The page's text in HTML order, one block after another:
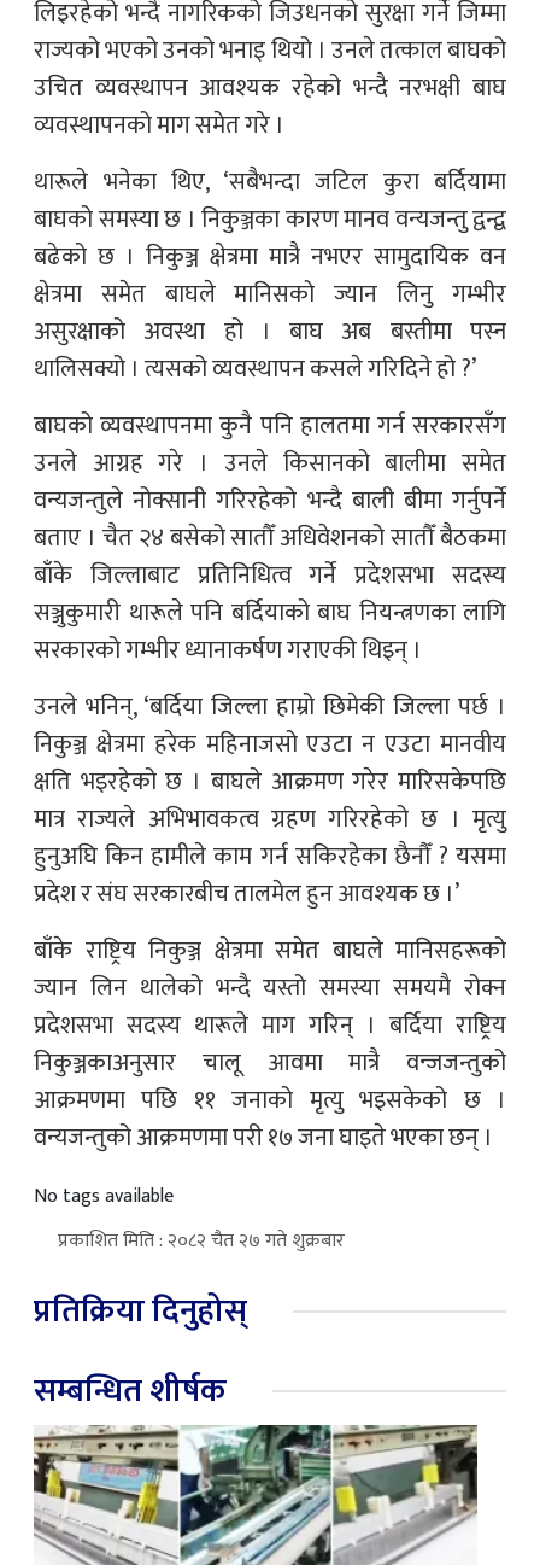
लिइरहेको भन्दै नागरिकको जिउधनको सुरक्षा गर्ने जिम्मा
राज्यको भएको उनको भनाइ थियो । उनले तत्काल बाघको
उचित व्यवस्थापन आवश्यक रहेको भन्दै नरभक्षी बाघ
व्यवस्थापनको माग समेत गरे ।
थारूले भनेका थिए, ‘सबैभन्दा जटिल कुरा बर्दियामा
बाघको समस्या छ । निकुञ्जका कारण मानव वन्यजन्तु द्वन्द्व
बढेको छ । निकुञ्ज क्षेत्रमा मात्रै नभएर सामुदायिक वन
क्षेत्रमा समेत बाघले मानिसको ज्यान लिनु गम्भीर
असुरक्षाको अवस्था हो । बाघ अब बस्तीमा पस्न
थालिसक्यो । त्यसको व्यवस्थापन कसले गरिदिने हो ?’
बाघको व्यवस्थापनमा कुनै पनि हालतमा गर्न सरकारसँग
उनले आग्रह गरे । उनले किसानको बालीमा समेत
वन्यजन्तुले नोक्सानी गरिरहेको भन्दै बाली बीमा गर्नुपर्ने
बताए । चैत २४ बसेको सातौँ अधिवेशनको सातौँ बैठकमा
बाँके जिल्लाबाट प्रतिनिधित्व गर्ने प्रदेशसभा सदस्य
सञ्जुकुमारी थारूले पनि बर्दियाको बाघ नियन्त्रणका लागि
सरकारको गम्भीर ध्यानाकर्षण गराएकी थिइन् ।
उनले भनिन्, ‘बर्दिया जिल्ला हाम्रो छिमेकी जिल्ला पर्छ ।
निकुञ्ज क्षेत्रमा हरेक महिनाजसो एउटा न एउटा मानवीय
क्षति भइरहेको छ । बाघले आक्रमण गरेर मारिसकेपछि
मात्र राज्यले अभिभावकत्व ग्रहण गरिरहेको छ । मृत्यु
हुनुअघि किन हामीले काम गर्न सकिरहेका छैनौँ ? यसमा
प्रदेश र संघ सरकारबीच तालमेल हुन आवश्यक छ ।’
बाँके राष्ट्रिय निकुञ्ज क्षेत्रमा समेत बाघले मानिसहरूको
ज्यान लिन थालेको भन्दै यस्तो समस्या समयमै रोक्न
प्रदेशसभा सदस्य थारूले माग गरिन् । बर्दिया राष्ट्रिय
निकुञ्जकाअनुसार चालू आवमा मात्रै वन्जजन्तुको
आक्रमणमा पछि ११ जनाको मृत्यु भइसकेको छ ।
वन्यजन्तुको आक्रमणमा परी १७ जना घाइते भएका छन् ।
No tags available
प्रकाशित मिति : २०८२ चैत २७ गते शुक्रबार
प्रतिक्रिया दिनुहोस्
सम्बन्धित शीर्षक